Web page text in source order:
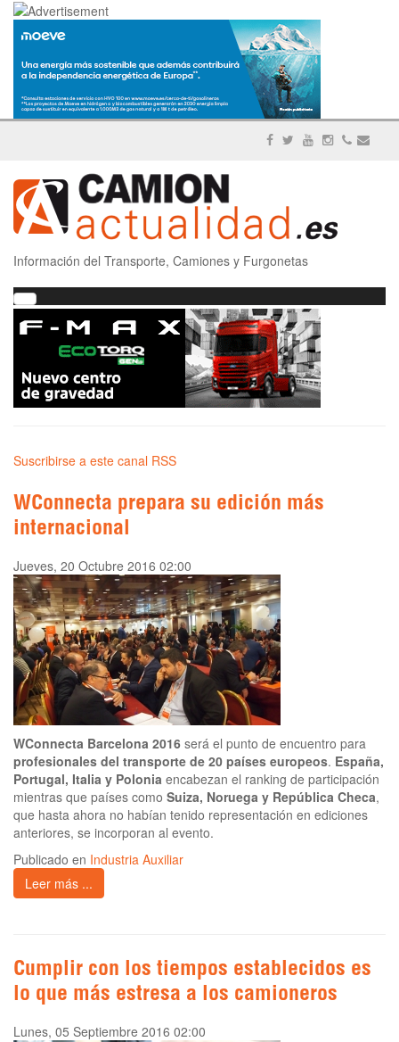
Información del Transporte, Camiones y Furgonetas
Suscribirse a este canal RSS
WConnecta prepara su edición más
internacional
Jueves, 20 Octubre 2016 02:00
WConnecta Barcelona 2016 será el punto de encuentro para
profesionales del transporte de 20 países europeos. España,
Portugal, Italia y Polonia encabezan el ranking de participación
mientras que países como Suiza, Noruega y República Checa,
que hasta ahora no habían tenido representación en ediciones
anteriores, se incorporan al evento.
Publicado en Industria Auxiliar
Leer más ...
Cumplir con los tiempos establecidos es
lo que más estresa a los camioneros
Lunes, 05 Septiembre 2016 02:00